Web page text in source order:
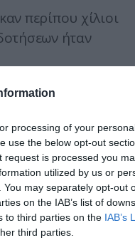
processing of your
use the below opt-out
is processed you
utilized by us or
may separately opt-out
on the IAB’s list of
to third parties on the IAB’s
third parties.
περίπου χίλιοι
ήταν
το υ 2010 είχαν